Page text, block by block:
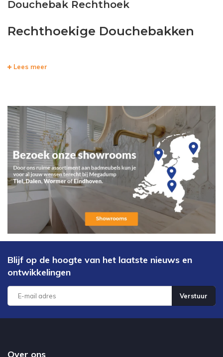
Douchebak Rechthoek
Rechthoekige Douchebakken
is het natuurlijk van belang om een bijbehorende douchebak te
een wijd aanbod douchebakken voor u waar u uit kunt kiezen,
allerlei kleuren, soorten en maten.
U kunt uw keuze maken en deze bestellen op de website, maar u
kunt ook bij ons langs komen in de showroom om de gewenste
product(en) te bekijken!
Lees meer
Blijf op de hoogte van het laatste nieuws en
ontwikkelingen
Verstuur
Over ons